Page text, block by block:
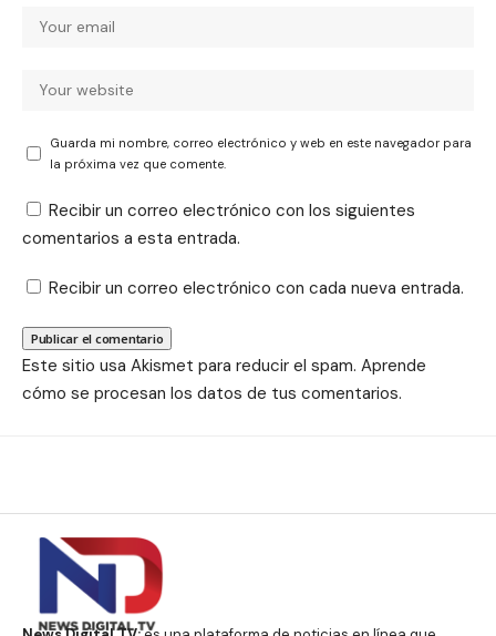
Guarda mi nombre, correo electrónico y web en este navegador para
la próxima vez que comente.
Recibir un correo electrónico con los siguientes
comentarios a esta entrada.
Recibir un correo electrónico con cada nueva entrada.
Este sitio usa Akismet para reducir el spam. Aprende
cómo se procesan los datos de tus comentarios.